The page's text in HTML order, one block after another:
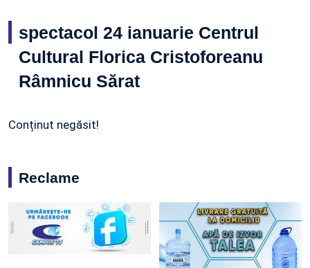
spectacol 24 ianuarie Centrul
Cultural Florica Cristoforeanu
Râmnicu Sărat
Conținut negăsit!
Reclame